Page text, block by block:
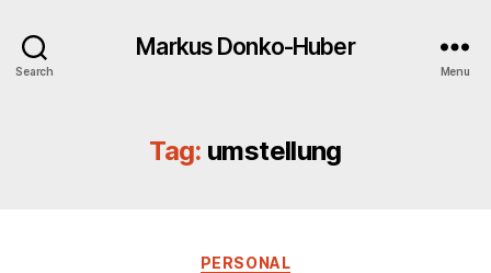
Search
Markus Donko-Huber
Menu
Tag: umstellung
Categories
PERSONAL